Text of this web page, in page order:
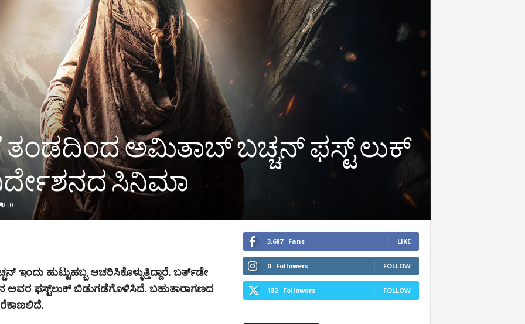
ತಂಡದಿಂದ ಅಮಿತಾಬ್‌ ಬಚ್ಚನ್ ಫಸ್ಟ್ ಲುಕ್‌
ಸಿನಿಮಾ
0
ಹುಟ್ಟುಹಬ್ಬ ಆಚರಿಸಿಕೊಳ್ಳುತ್ತಿದ್ದಾರೆ. ಬರ್ತ್‌ಡೇ
ಅವರ ಫಸ್ಟ್‌ಲುಕ್‌ ಬಿಡುಗಡೆಗೊಳಿಸಿದೆ. ಬಹುತಾರಾಗಣದ
3,687 Fans LIKE
0 Followers FOLLOW
182 Followers FOLLOW